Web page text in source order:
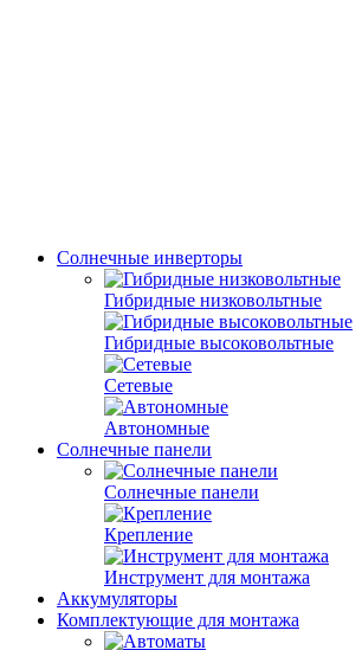
Солнечные инверторы
Гибридные низковольтные
Гибридные высоковольтные
Сетевые
Автономные
Солнечные панели
Солнечные панели
Крепление
Инструмент для монтажа
Аккумуляторы
Комплектующие для монтажа